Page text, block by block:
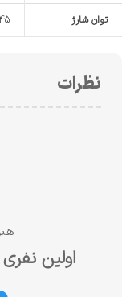
توان شارژ 45 وات
نظرات
اولین